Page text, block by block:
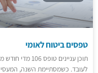
טפסים ביטוח לאומי
תוכן עניינים
לעובד. כשמסתיימת השנה,